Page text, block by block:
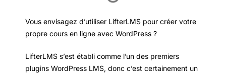
Vous envisagez d’utiliser LifterLMS pour créer votre
propre cours en ligne avec WordPress ?
LifterLMS s’est établi comme l’un des premiers
plugins WordPress LMS, donc c’est certainement un